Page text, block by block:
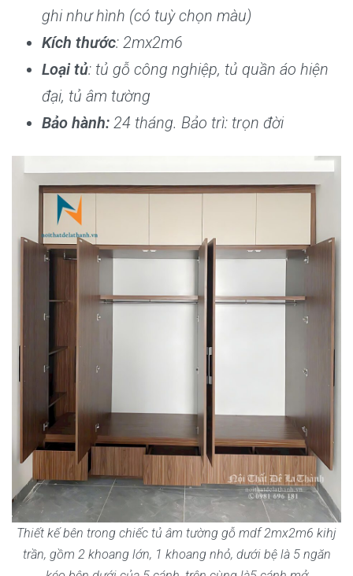
ghi như hình (có tuỳ chọn màu)
Kích thước: 2mx2m6
Loại tủ: tủ gỗ công nghiệp, tủ quần áo hiện
đại, tủ âm tường
Bảo hành:24 tháng. Bảo trì: trọn đời
Thiết kế bên trong chiếc tủ âm tường gỗ mdf 2mx2m6 kihj
trần, gồm 2 khoang lớn, 1 khoang nhỏ, dưới bệ là 5 ngăn